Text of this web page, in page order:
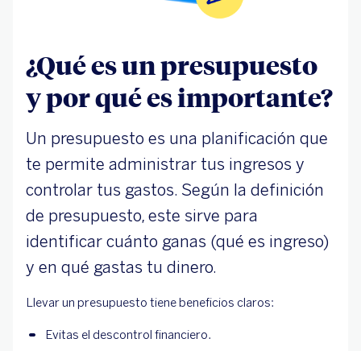
¿Qué es un presupuesto
y por qué es importante?
Un presupuesto es una planificación que
te permite administrar tus ingresos y
controlar tus gastos. Según la definición
de presupuesto, este sirve para
identificar cuánto ganas (qué es ingreso)
y en qué gastas tu dinero.
Llevar un presupuesto tiene beneficios claros:
Evitas el descontrol financiero.